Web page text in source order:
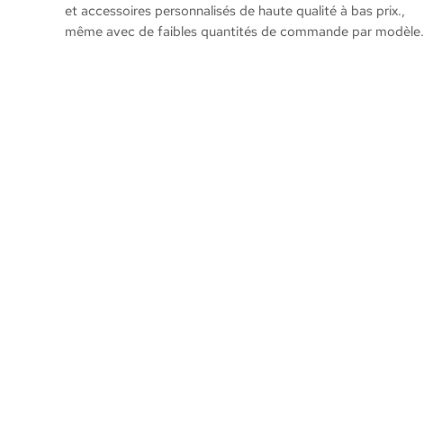
et accessoires personnalisés de haute qualité à bas prix.,
même avec de faibles quantités de commande par modèle.